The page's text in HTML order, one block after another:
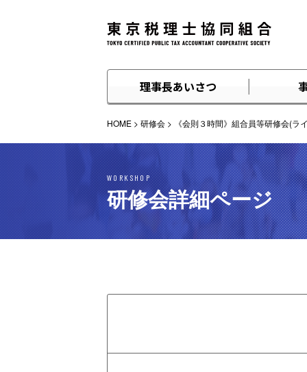
理事長あいさつ
HOME > 研修会 > 《会則３時間》組合員等研修会(ラ
WORKSHOP
研修会詳細ページ